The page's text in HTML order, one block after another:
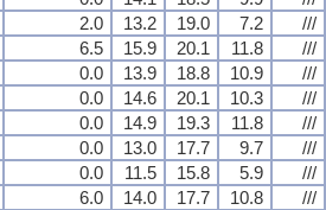
2.0 13.2 19.0 7.2
///
6.5 15.9 20.1 11.8
///
0.0 13.9 18.8 10.9
///
0.0 14.6 20.1 10.3
///
0.0 14.9 19.3 11.8
///
0.0 13.0 17.7 9.7
///
0.0 11.5 15.8 5.9
///
6.0 14.0 17.7 10.8
///
2.0 13.2 19.0 7.2
///
6.5 15.9 20.1 11.8
///
0.0 13.9 18.8 10.9
///
0.0 14.6 20.1 10.3
///
0.0 14.9 19.3 11.8
///
0.0 13.0 17.7 9.7
///
0.0 11.5 15.8 5.9
///
6.0 14.0 17.7 10.8
///
2.0 13.2 19.0 7.2
///
6.5 15.9 20.1 11.8
///
0.0 13.9 18.8 10.9
///
0.0 14.6 20.1 10.3
///
0.0 14.9 19.3 11.8
///
0.0 13.0 17.7 9.7
///
0.0 11.5 15.8 5.9
///
6.0 14.0 17.7 10.8
///
2.0 13.2 19.0 7.2
///
6.5 15.9 20.1 11.8
///
0.0 13.9 18.8 10.9
///
0.0 14.6 20.1 10.3
///
0.0 14.9 19.3 11.8
///
0.0 13.0 17.7 9.7
///
0.0 11.5 15.8 5.9
///
6.0 14.0 17.7 10.8
///